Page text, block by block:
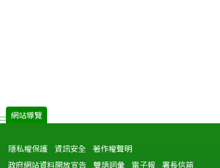
::: 網站導覽
隱私權保護 資訊安全 著作權聲明
政府網站資料開放宣告
雙語詞彙 電子報 署長信箱